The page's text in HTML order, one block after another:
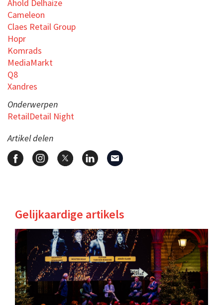
Ahold Delhaize
Cameleon
Claes Retail Group
Hopr
Komrads
MediaMarkt
Q8
Xandres
Onderwerpen
RetailDetail Night
Artikel delen
Gelijkaardige artikels